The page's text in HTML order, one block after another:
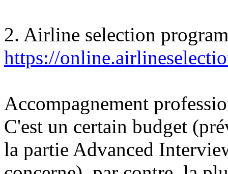
2. Airline selection
https://
Accompagnement
C'est un certain budget
la partie Advanced